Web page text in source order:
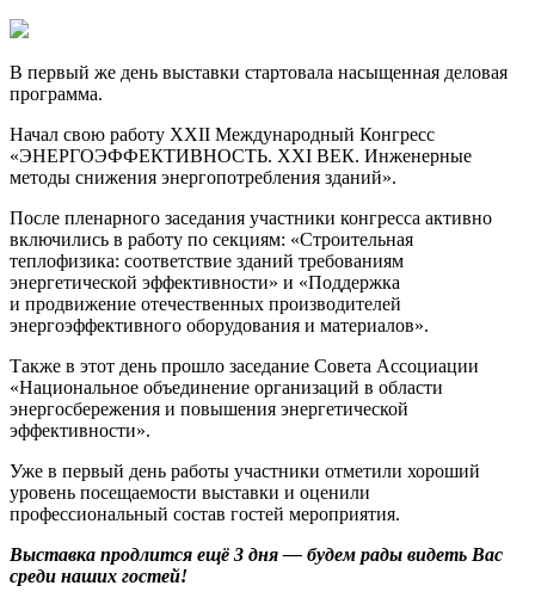
В первый же день выставки стартовала насыщенная деловая
программа.
Начал свою работу XXII Международный Конгресс
«ЭНЕРГОЭФФЕКТИВНОСТЬ. XXI ВЕК. Инженерные
методы снижения энергопотребления зданий».
После пленарного заседания участники конгресса активно
включились в работу по секциям: «Строительная
теплофизика: соответствие зданий требованиям
энергетической эффективности» и «Поддержка
и продвижение отечественных производителей
энергоэффективного оборудования и материалов».
Также в этот день прошло заседание Совета Ассоциации
«Национальное объединение организаций в области
энергосбережения и повышения энергетической
эффективности».
Уже в первый день работы участники отметили хороший
уровень посещаемости выставки и оценили
профессиональный состав гостей мероприятия.
Выставка продлится ещё 3 дня — будем рады видеть Вас
среди наших гостей!